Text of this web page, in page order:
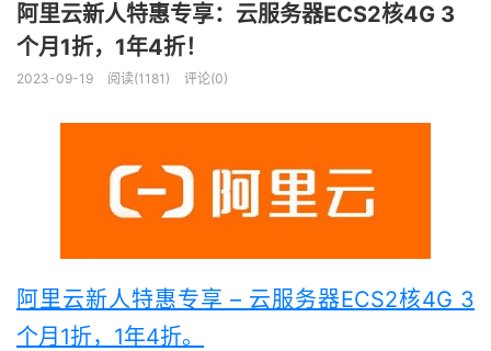
阿里云新人特惠专享：云服务器ECS2核4G 3
个月1折，1年4折！
2023-09-19 阅读(1181) 评论(0)
阿里云新人特惠专享 – 云服务器ECS2核4G 3
个月1折，1年4折。